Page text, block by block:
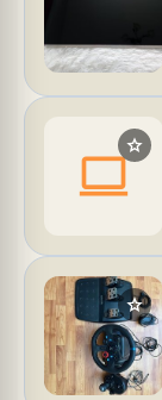
star
computer
star